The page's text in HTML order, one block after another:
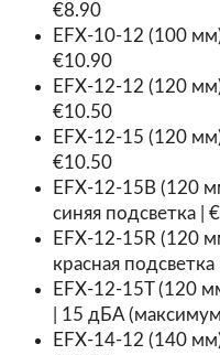
€8.90
EFX-10-12 (100
€10.90
EFX-12-12 (120
€10.50
EFX-12-15 (120
€10.50
EFX-12-15B (120
синяя подсветка |
EFX-12-15R (120
красная
EFX-12-15T (120
| 15 дБА
EFX-14-12 (140